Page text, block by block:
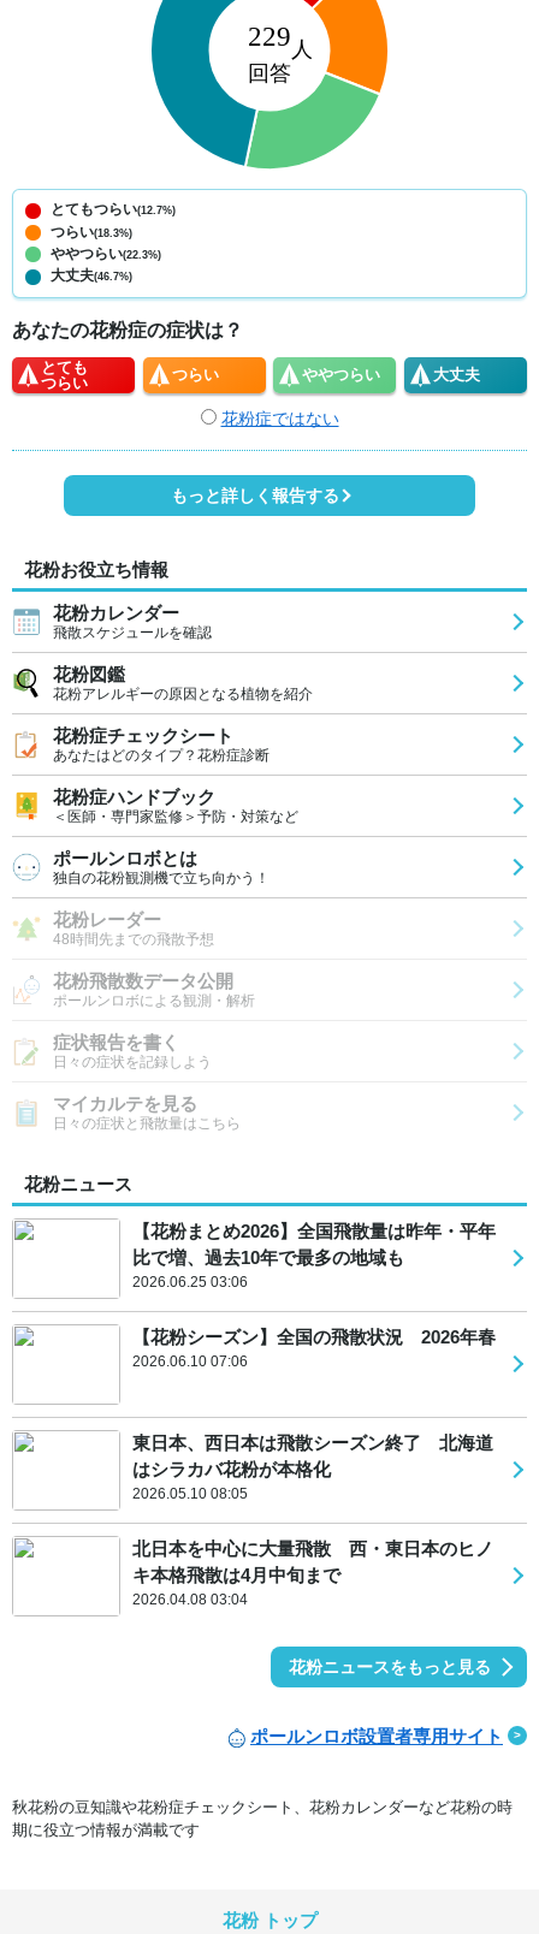
とてもつらい(12.7%)
つらい(18.3%)
ややつらい(22.3%)
大丈夫(46.7%)
あなたの花粉症の症状は？
とても
つらい
つらい ややつらい 大丈夫
花粉症ではない
もっと詳しく報告する
花粉お役立ち情報
花粉カレンダー
飛散スケジュールを確認
花粉図鑑
花粉アレルギーの原因となる植物を紹介
花粉症チェックシート
あなたはどのタイプ？花粉症診断
花粉症ハンドブック
＜医師・専門家監修＞予防・対策など
ポールンロボとは
独自の花粉観測機で立ち向かう！
花粉レーダー
48時間先までの飛散予想
花粉飛散数データ公開
ポールンロボによる観測・解析
症状報告を書く
日々の症状を記録しよう
マイカルテを見る
日々の症状と飛散量はこちら
花粉ニュース
【花粉まとめ2026】全国飛散量は昨年・平年
比で増、過去10年で最多の地域も
2026.06.25 03:06
【花粉シーズン】全国の飛散状況 2026年春
2026.06.10 07:06
東日本、西日本は飛散シーズン終了 北海道
はシラカバ花粉が本格化
2026.05.10 08:05
北日本を中心に大量飛散 西・東日本のヒノ
キ本格飛散は4月中旬まで
2026.04.08 03:04
花粉ニュースをもっと見る
ポールンロボ設置者専用サイト
秋花粉の豆知識や花粉症チェックシート、花粉カレンダーなど花粉の時
期に役立つ情報が満載です
花粉 トップ